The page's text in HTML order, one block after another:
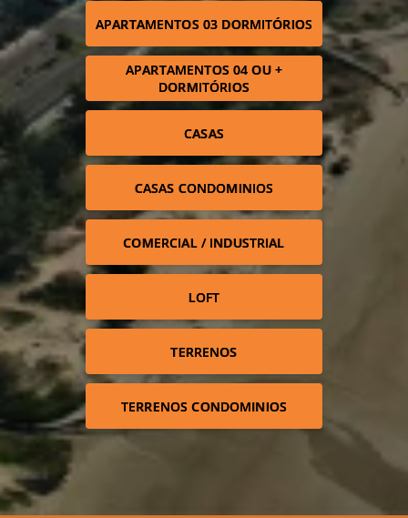
APARTAMENTOS 03 DORMITÓRIOS
APARTAMENTOS 04 OU +
DORMITÓRIOS
CASAS
CASAS CONDOMINIOS
COMERCIAL / INDUSTRIAL
LOFT
TERRENOS
TERRENOS CONDOMINIOS